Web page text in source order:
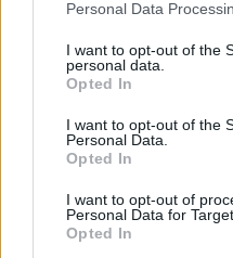
Personal Data
I want to opt-out of the
personal data.
Opted In
I want to opt-out of the
Personal Data.
Opted In
I want to opt-out of
Personal Data for
Opted In
Lietuva
Kaunas: pavasarį šalyje
nukritę dronai nebuvo
tyčinė Rusijos
provokacija